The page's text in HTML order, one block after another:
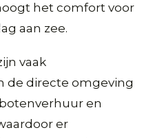
het comfort voor
aan zee.
vaak
de directe omgeving
en
er